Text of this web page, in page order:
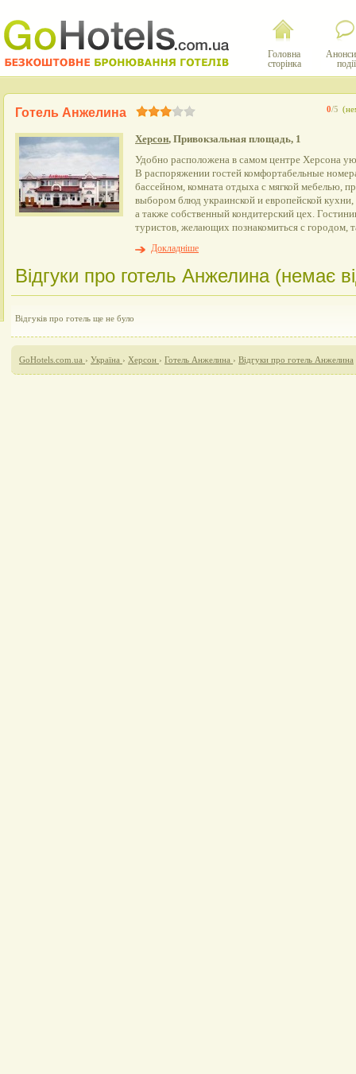
Головна
сторінка
події
0/5
Готель Анжелина
Херсон, Привокзальная площадь, 1
Удобно расположена в самом центре Херсона
В распоряжении гостей комфортабельные
бассейном, комната отдыха с мягкой мебелью,
выбором блюд украинской и европейской
а также собственный кондитерский цех.
туристов, желающих познакомиться с городом,
Докладніше
Відгуки про готель Анжелина (немає
Відгуків про готель ще не було
GoHotels.com.ua › Україна › Херсон › Готель Анжелина › Відгуки про готель Анжелина